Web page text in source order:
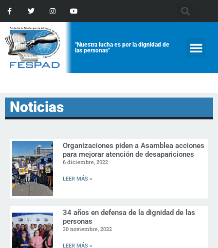
"Nuestra lucha es por la dignidad de
las personas"
Noticias
Organizaciones piden a Asamblea acciones
para mejorar atención de desapariciones
6 diciembre, 2022
LEER MÁS »
34 años en defensa de la dignidad de las
personas
30 noviembre, 2022
LEER MÁS »